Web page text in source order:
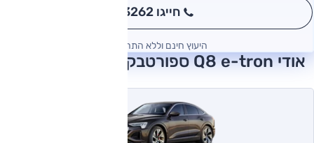
חייגו 3262
היעוץ חינם וללא התחייבות
אודי Q8 e-tron ספורטבק 2024 חוות דעת